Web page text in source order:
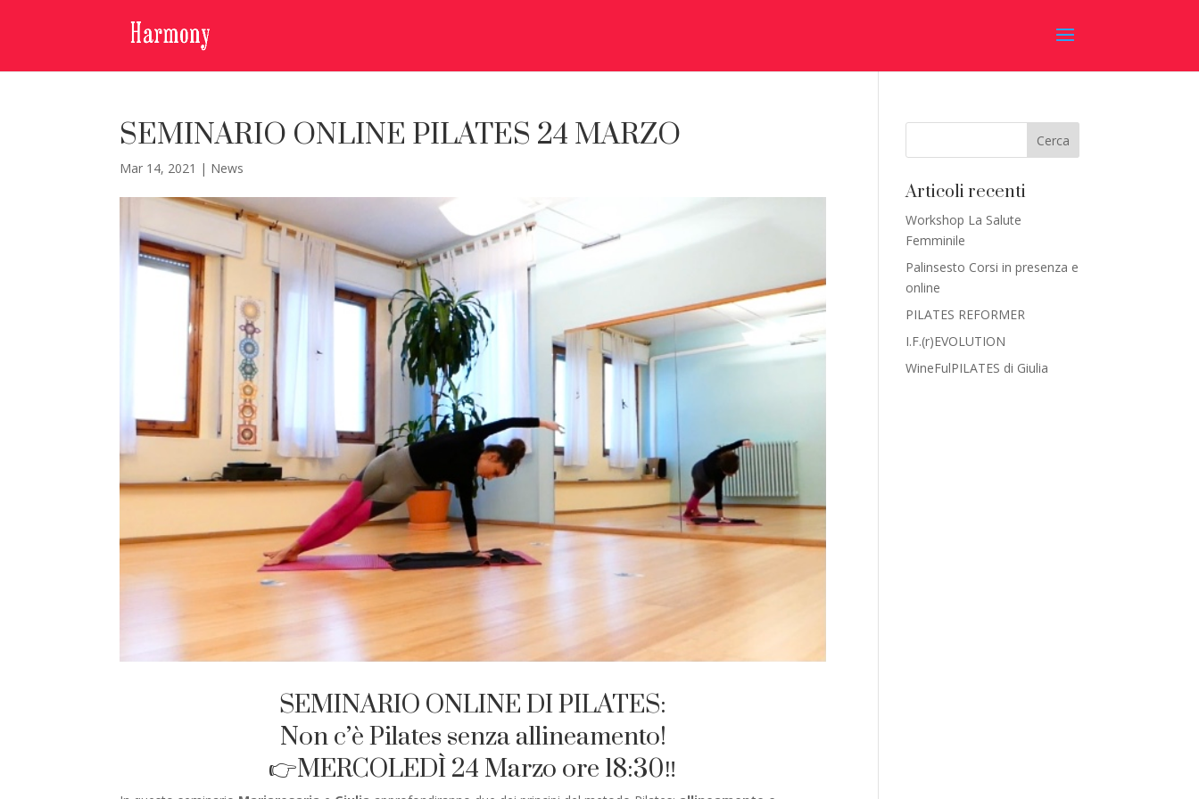
SEMINARIO ONLINE PILATES 24 MARZO
Mar 14, 2021 | News
SEMINARIO ONLINE DI PILATES:
Non c’è Pilates senza allineamento!
👉MERCOLEDÌ 24 Marzo ore 18:30‼️
Articoli recenti
Workshop La Salute
Femminile
Palinsesto Corsi in presenza e
online
PILATES REFORMER
I.F.(r)EVOLUTION
WineFulPILATES di Giulia